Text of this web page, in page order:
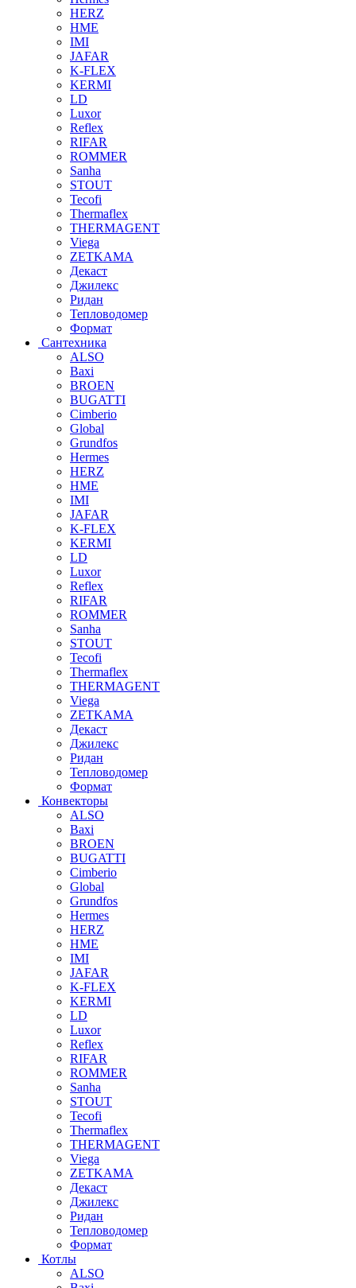
HERZ
HME
IMI
JAFAR
K-FLEX
KERMI
LD
Luxor
Reflex
RIFAR
ROMMER
Sanha
STOUT
Tecofi
Thermaflex
THERMAGENT
Viega
ZETKAMA
Декаст
Джилекс
Ридан
Тепловодомер
Формат
Сантехника
ALSO
Baxi
BROEN
BUGATTI
Cimberio
Global
Grundfos
Hermes
HERZ
HME
IMI
JAFAR
K-FLEX
KERMI
LD
Luxor
Reflex
RIFAR
ROMMER
Sanha
STOUT
Tecofi
Thermaflex
THERMAGENT
Viega
ZETKAMA
Декаст
Джилекс
Ридан
Тепловодомер
Формат
Конвекторы
ALSO
Baxi
BROEN
BUGATTI
Cimberio
Global
Grundfos
Hermes
HERZ
HME
IMI
JAFAR
K-FLEX
KERMI
LD
Luxor
Reflex
RIFAR
ROMMER
Sanha
STOUT
Tecofi
Thermaflex
THERMAGENT
Viega
ZETKAMA
Декаст
Джилекс
Ридан
Тепловодомер
Формат
Котлы
ALSO